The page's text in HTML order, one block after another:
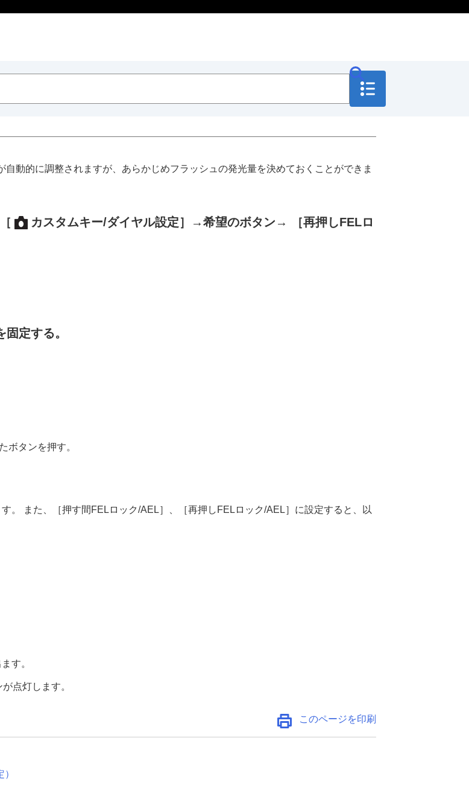
動的に調整されますが、あらかじめフラッシュの発光量を決めておくことができま
［ カスタムキー/ダイヤル設定］ →希望のボタン→
［再押しFELロ
定する。
ボタンを押す。
。 また、 ［押す間FELロック/AEL］ ［再押しFELロック/AEL］ に設定すると、以
す。
点灯します。
このページを印刷
）